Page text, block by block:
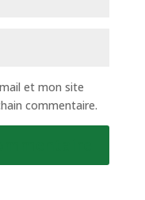
et mon site
commentaire.